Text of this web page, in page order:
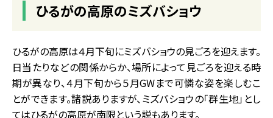
ひるがの高原のミズバショウ
ひるがの高原は４月下旬にミズバショウの見ごろを迎えます。
日当たりなどの関係からか、場所によって見ごろを迎える時
期が異なり、４月下旬から５月GWまで可憐な姿を楽しむこ
とができます。諸説ありますが、ミズバショウの「群生地」とし
てはひるがの高原が南限という説もあります。